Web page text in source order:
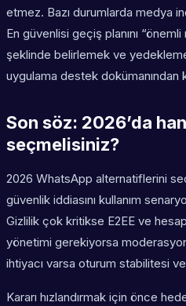
etmez. Bazı durumlarda medya
En güvenlisi geçiş planını
şeklinde belirlemek ve
uygulama destek dokümanından
Son söz: 2026’da
seçmelisiniz?
2026 WhatsApp alternatiflerini
güvenlik iddiasını kullanım
Gizlilik çok kritikse E2EE ve
yönetimi gerekiyorsa
ihtiyacı varsa oturum stabilitesi
Kararı hızlandırmak için önce